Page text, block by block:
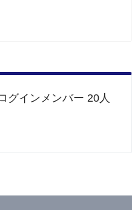
グインメンバー 20人